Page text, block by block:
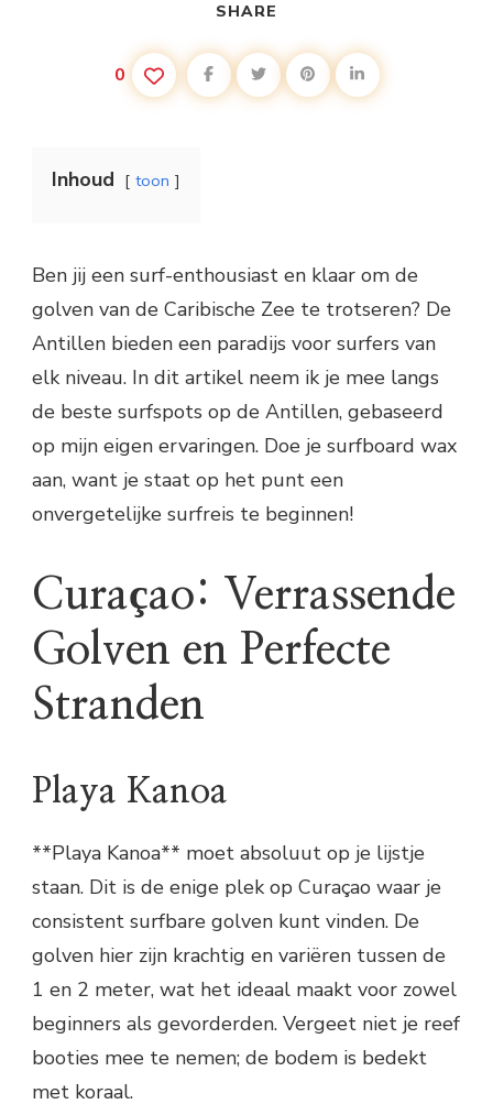
SHARE
0
Inhoud toon
Ben jij een surf-enthousiast en klaar om de
golven van de Caribische Zee te trotseren? De
Antillen bieden een paradijs voor surfers van
elk niveau. In dit artikel neem ik je mee langs
de beste surfspots op de Antillen, gebaseerd
op mijn eigen ervaringen. Doe je surfboard wax
aan, want je staat op het punt een
onvergetelijke surfreis te beginnen!
Curaçao: Verrassende
Golven en Perfecte
Stranden
Playa Kanoa
**Playa Kanoa** moet absoluut op je lijstje
staan. Dit is de enige plek op Curaçao waar je
consistent surfbare golven kunt vinden. De
golven hier zijn krachtig en variëren tussen de
1 en 2 meter, wat het ideaal maakt voor zowel
beginners als gevorderden. Vergeet niet je reef
booties mee te nemen; de bodem is bedekt
met koraal.